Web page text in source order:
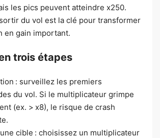
les pics peuvent atteindre x250.
du vol est la clé pour transformer
en gain important.
trois étapes
: surveillez les premiers
du vol. Si le multiplicateur grimpe
(ex. > x8), le risque de crash
cible : choisissez un multiplicateur